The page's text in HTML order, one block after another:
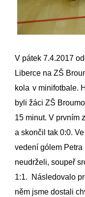
V pátek 7.4.2017
Liberce na ZŠ
kola v minifotbale.
byli žáci ZŠ
15 minut. V prvním
a skončil tak 0:0.
vedení gólem
neudrželi, soupeř
1:1. Následovalo
něm jsme dostali